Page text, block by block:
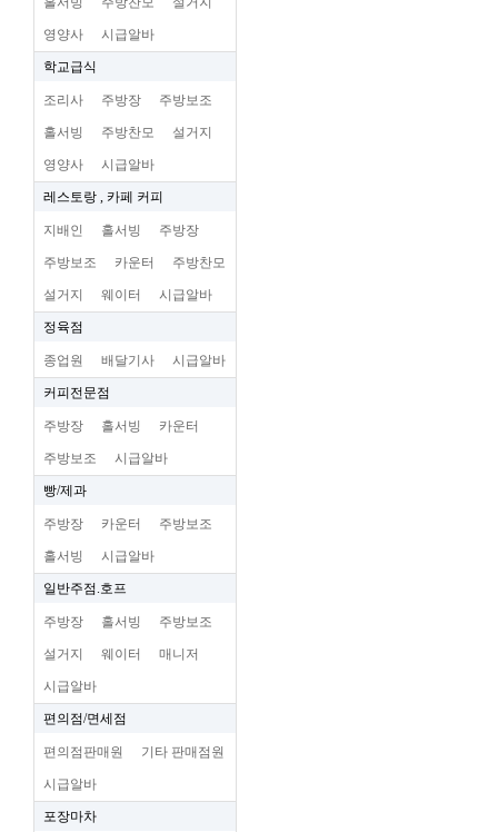
영양사 시급알바
학교급식
조리사 주방장 주방보조
홀서빙 주방찬모 설거지
영양사 시급알바
레스토랑 , 카페 커피
지배인 홀서빙 주방장
주방보조 카운터 주방찬모
설거지 웨이터 시급알바
정육점
종업원 배달기사 시급알바
커피전문점
주방장 홀서빙 카운터
주방보조 시급알바
빵/제과
주방장 카운터 주방보조
홀서빙 시급알바
일반주점.호프
주방장 홀서빙 주방보조
설거지 웨이터 매니저
시급알바
편의점/면세점
편의점판매원 기타 판매점원
시급알바
포장마차